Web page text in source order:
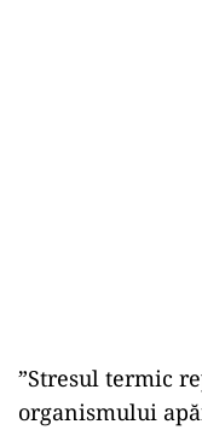
”Stresul termic
organismului